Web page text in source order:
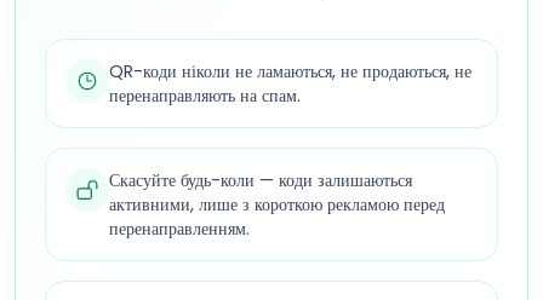
QR-коди ніколи не ламаються, не продаються, не
перенаправляють на спам.
Скасуйте будь-коли — коди залишаються
активними, лише з короткою рекламою перед
перенаправленням.